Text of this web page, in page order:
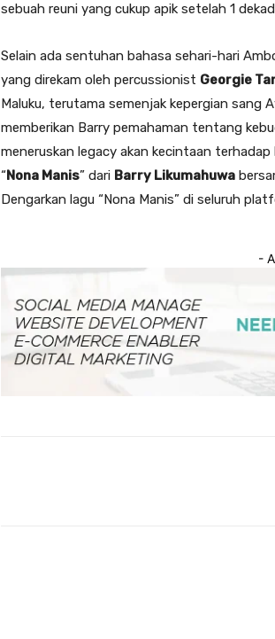
sebuah reuni yang cukup apik setelah 1
Selain ada sentuhan bahasa sehari-hari
yang direkam oleh percussionist Georgie
Maluku, terutama semenjak kepergian sang
memberikan Barry pemahaman tentang
meneruskan legacy akan kecintaan
“Nona Manis” dari Barry Likumahuwa
Dengarkan lagu “Nona Manis” di seluruh
-